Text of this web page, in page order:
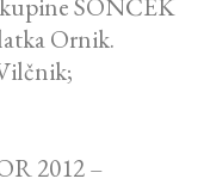
SONČEK
Ornik.
2012 –